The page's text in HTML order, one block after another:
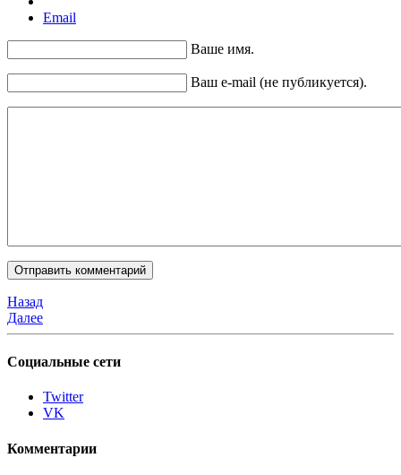
Email
Ваше имя.
Ваш e-mail (не публикуется).
Назад
Далее
Социальные сети
Twitter
VK
Комментарии